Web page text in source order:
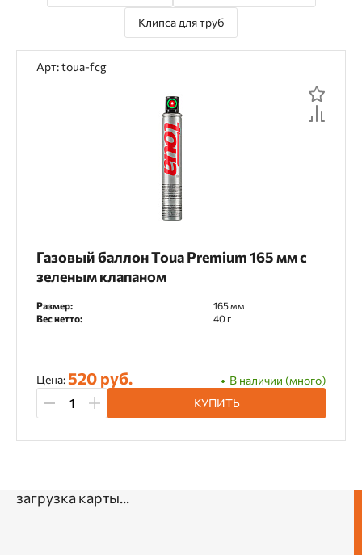
Клипса для труб
Арт: toua-fcg
Газовый баллон Toua Premium 165 мм с
зеленым клапаном
Размер:
165 мм
Вес нетто:
40 г
Цена:520 руб.
В наличии (много)
КУПИТЬ
загрузка карты...